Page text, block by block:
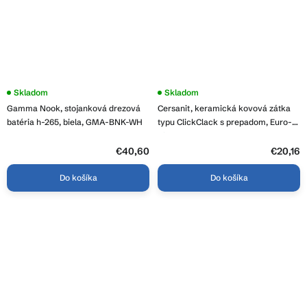
Gamma Nook, stojanková drezová
batéria h-265, biela, GMA-BNK-WH
Skladom
€40,60
Do košíka
Cersanit, keramická kovová zátka
typu ClickClack s prepadom, Euro-
Skladom
€20,16
Do košíka